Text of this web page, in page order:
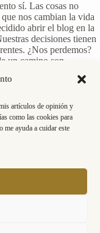
artículos de opinión y
como las cookies para
me ayuda a cuidar este
sí. Las cosas no
nos cambian la vida
abrir el blog en la
decisiones tienen
¿Nos perdemos?
un camino son
uno tiene su ritmo. A
a 300 metros. Lo
o las tuyas propias.
vamos bien si hay
vez que indiqué el
referencias que se
de momentos o de
buena señal para
mas o ir al médico.